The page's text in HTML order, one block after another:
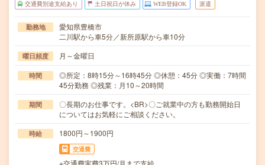
交通費別途支給あり 土日祝日が休み WEB登録OK 派遣
勤務地
愛知県豊橋市
二川駅から車5分／新所原駅から車10分
曜日頻度 月～金曜日
時間
◎所定：8時15分～16時45分 ◎休憩：45分 ◎実働：7時間
45分勤務 ◎残業：月10～20時間
期間
〇長期のお仕事です。<BR>〇ご就業中の方も勤務開始日
についてはお気軽にご相談ください。
時給 1800円～1900円
交通費
※交通費実費3万円/月まで支給